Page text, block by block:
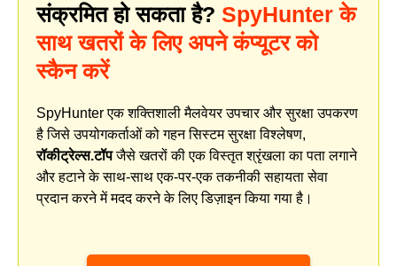
संक्रमित हो सकता है? SpyHunter के
साथ खतरों के लिए अपने कंप्यूटर को
स्कैन करें
SpyHunter एक शक्तिशाली मैलवेयर उपचार और सुरक्षा उपकरण
है जिसे उपयोगकर्ताओं को गहन सिस्टम सुरक्षा विश्लेषण,
रॉकीट्रेल्स.टॉपजैसे खतरों की एक विस्तृत श्रृंखला का पता लगाने
और हटाने के साथ-साथ एक-पर-एक तकनीकी सहायता सेवा
प्रदान करने में मदद करने के लिए डिज़ाइन किया गया है।